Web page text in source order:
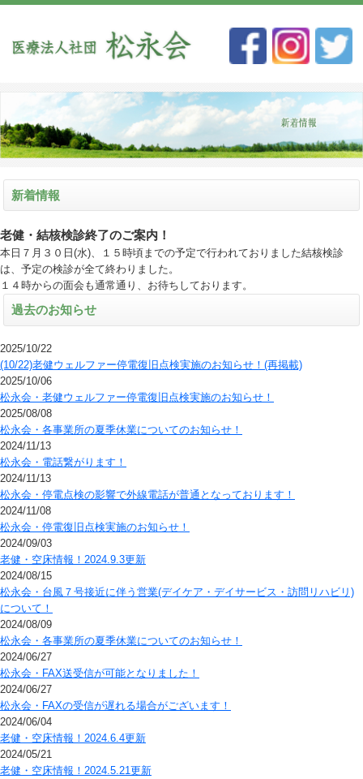
新着情報
老健・結核検診終了のご案内！
本日７月３０日(水)、１５時頃までの予定で行われておりました結核検診
は、予定の検診が全て終わりました。
１４時からの面会も通常通り、お待ちしております。
過去のお知らせ
2025/10/22
(10/22)老健ウェルファー停電復旧点検実施のお知らせ！(再掲載)
2025/10/06
松永会・老健ウェルファー停電復旧点検実施のお知らせ！
2025/08/08
松永会・各事業所の夏季休業についてのお知らせ！
2024/11/13
松永会・電話繋がります！
2024/11/13
松永会・停電点検の影響で外線電話が普通となっております！
2024/11/08
松永会・停電復旧点検実施のお知らせ！
2024/09/03
老健・空床情報！2024.9.3更新
2024/08/15
松永会・台風７号接近に伴う営業(デイケア・デイサービス・訪問リハビリ)
について！
2024/08/09
松永会・各事業所の夏季休業についてのお知らせ！
2024/06/27
松永会・FAX送受信が可能となりました！
2024/06/27
松永会・FAXの受信が遅れる場合がございます！
2024/06/04
老健・空床情報！2024.6.4更新
2024/05/21
老健・空床情報！2024.5.21更新